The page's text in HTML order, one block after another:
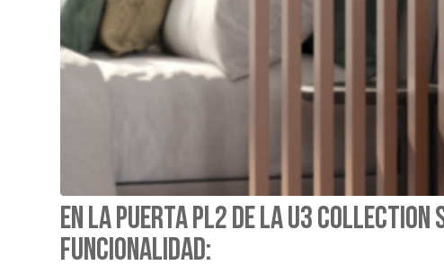
En la puerta PL2 de la U3 Collection
funcionalidad: